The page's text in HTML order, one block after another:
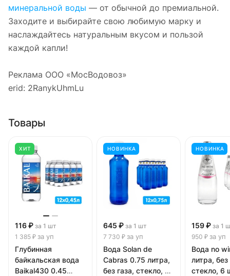
минеральной воды — от обычной до премиальной.
Заходите и выбирайте свою любимую марку и
наслаждайтесь натуральным вкусом и пользой
каждой капли!
Реклама ООО «МосВодовоз»
erid: 2RanykUhmLu
Товары
ХИТ
116 ₽ за 1 шт
1 385 ₽ за уп
Глубинная
байкальская вода
Baikal430 0.45
НОВИНКА
645 ₽ за 1 шт
7 730 ₽ за уп
Вода Solan de
Cabras 0.75 литра,
без газа, стекло, 12
НОВИНКА
159 ₽ за 1
950 ₽ за уп
Вода no
литра, без
стекло, 6